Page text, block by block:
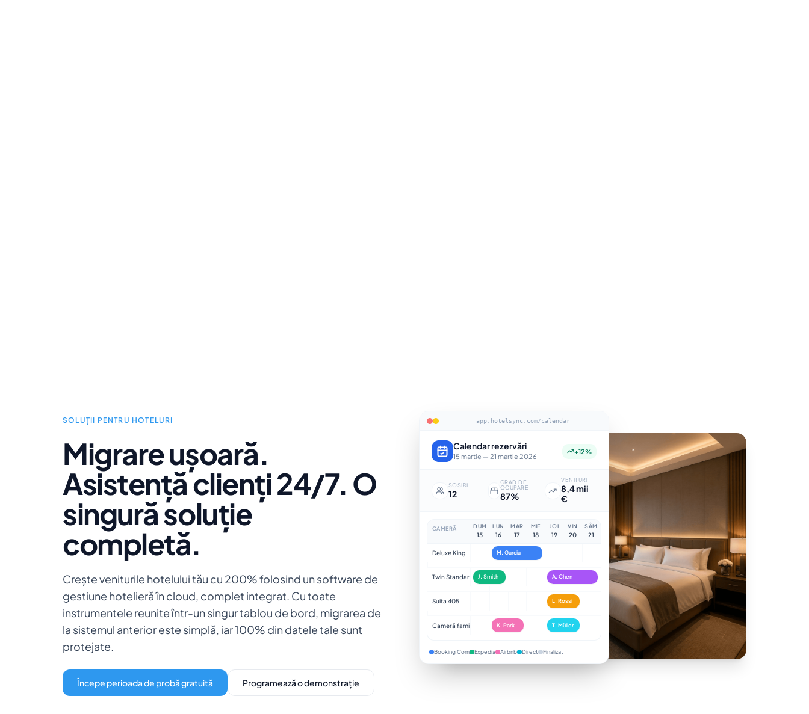
SOLUȚII PENTRU HOTELURI
Migrare ușoară.
Asistență clienți 24/7. O
singură soluție
completă.
Crește veniturile hotelului tău cu 200% folosind un software de
gestiune hotelieră în cloud, complet integrat. Cu toate
instrumentele reunite într-un singur tablou de bord, migrarea de
la sistemul anterior este simplă, iar 100% din datele tale sunt
protejate.
Începe perioada de probă gratuită Programează o demonstrație
app.hotelsync.com/calendar
Calendar rezervări
15 martie — 21 martie 2026
+12%
SOSIRI
12
GRAD DE
OCUPARE
87%
VENITURI
8,4 mii
€
CAMERĂ DUM
15
LUN
16
MAR
17
MIE
18
JOI
19
VIN
20
SÂM
21
Deluxe King M. Garcia
Twin Standard J. Smith A. Chen
Suita 405 L. Rossi
Cameră familială K. Park T. Müller
Booking Com Expedia Airbnb Direct Finalizat